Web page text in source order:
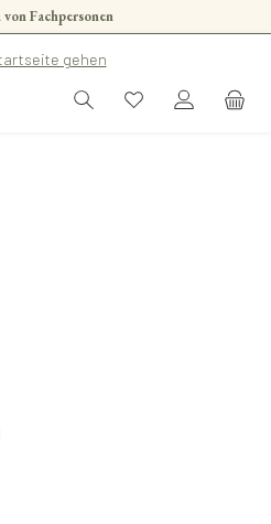
Fachpersonen